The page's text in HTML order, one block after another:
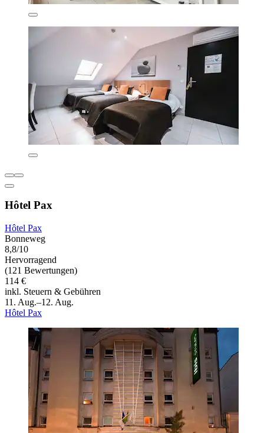
Hôtel Pax
Hôtel Pax
Bonneweg
8,8/10
Hervorragend
(121 Bewertungen)
114 €
inkl. Steuern & Gebühren
11. Aug.–12. Aug.
Hôtel Pax